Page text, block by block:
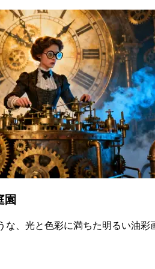
園
な、光と色彩に満ちた明るい油彩